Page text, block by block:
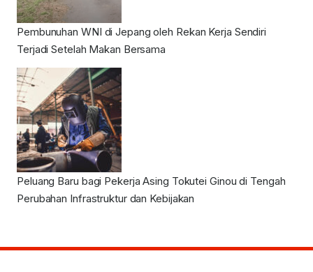
Pembunuhan WNI di Jepang oleh Rekan Kerja Sendiri
Terjadi Setelah Makan Bersama
Peluang Baru bagi Pekerja Asing Tokutei Ginou di Tengah
Perubahan Infrastruktur dan Kebijakan